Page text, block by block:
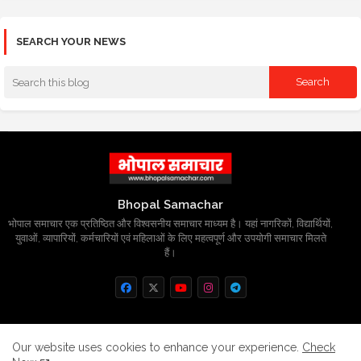
SEARCH YOUR NEWS
Bhopal Samachar
भोपाल समाचार एक प्रतिष्ठित और विश्वसनीय समाचार माध्यम है। यहां नागरिकों, विद्यार्थियों,
युवाओं, व्यापारियों, कर्मचारियों एवं महिलाओं के लिए महत्वपूर्ण और उपयोगी समाचार मिलते
हैं।
Home About Contact us Privacy Policy
Our website uses cookies to enhance your experience. Check